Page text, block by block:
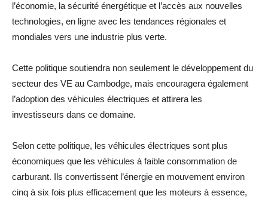
l’économie, la sécurité énergétique et l’accès aux nouvelles
technologies, en ligne avec les tendances régionales et
mondiales vers une industrie plus verte.
Cette politique soutiendra non seulement le développement du
secteur des VE au Cambodge, mais encouragera également
l’adoption des véhicules électriques et attirera les
investisseurs dans ce domaine.
Selon cette politique, les véhicules électriques sont plus
économiques que les véhicules à faible consommation de
carburant. Ils convertissent l’énergie en mouvement environ
cinq à six fois plus efficacement que les moteurs à essence,